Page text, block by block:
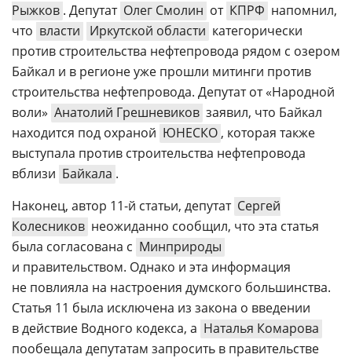
Рыжков . Депутат Олег Смолин от КПРФ напомнил,
что власти Иркутской области категорически
против строительства нефтепровода рядом с озером
Байкал и в регионе уже прошли митинги против
строительства нефтепровода. Депутат от «Народной
воли» Анатолий Грешневиков заявил, что Байкал
находится под охраной ЮНЕСКО , которая также
выступала против строительства нефтепровода
вблизи Байкала .
Наконец, автор 11-й статьи, депутат Сергей
Колесников неожиданно сообщил, что эта статья
была согласована с Минприроды
и правительством. Однако и эта информация
не повлияла на настроения думского большинства.
Статья 11 была исключена из закона о введении
в действие Водного кодекса, а Наталья Комарова
пообещала депутатам запросить в правительстве